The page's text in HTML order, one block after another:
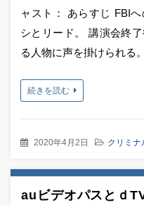
ャスト： あらすじ FBI
シとリード。 講演会終
る人物に声を掛けられる
続きを読む
2020年4月2日 クリミナ
auビデオパスとｄ